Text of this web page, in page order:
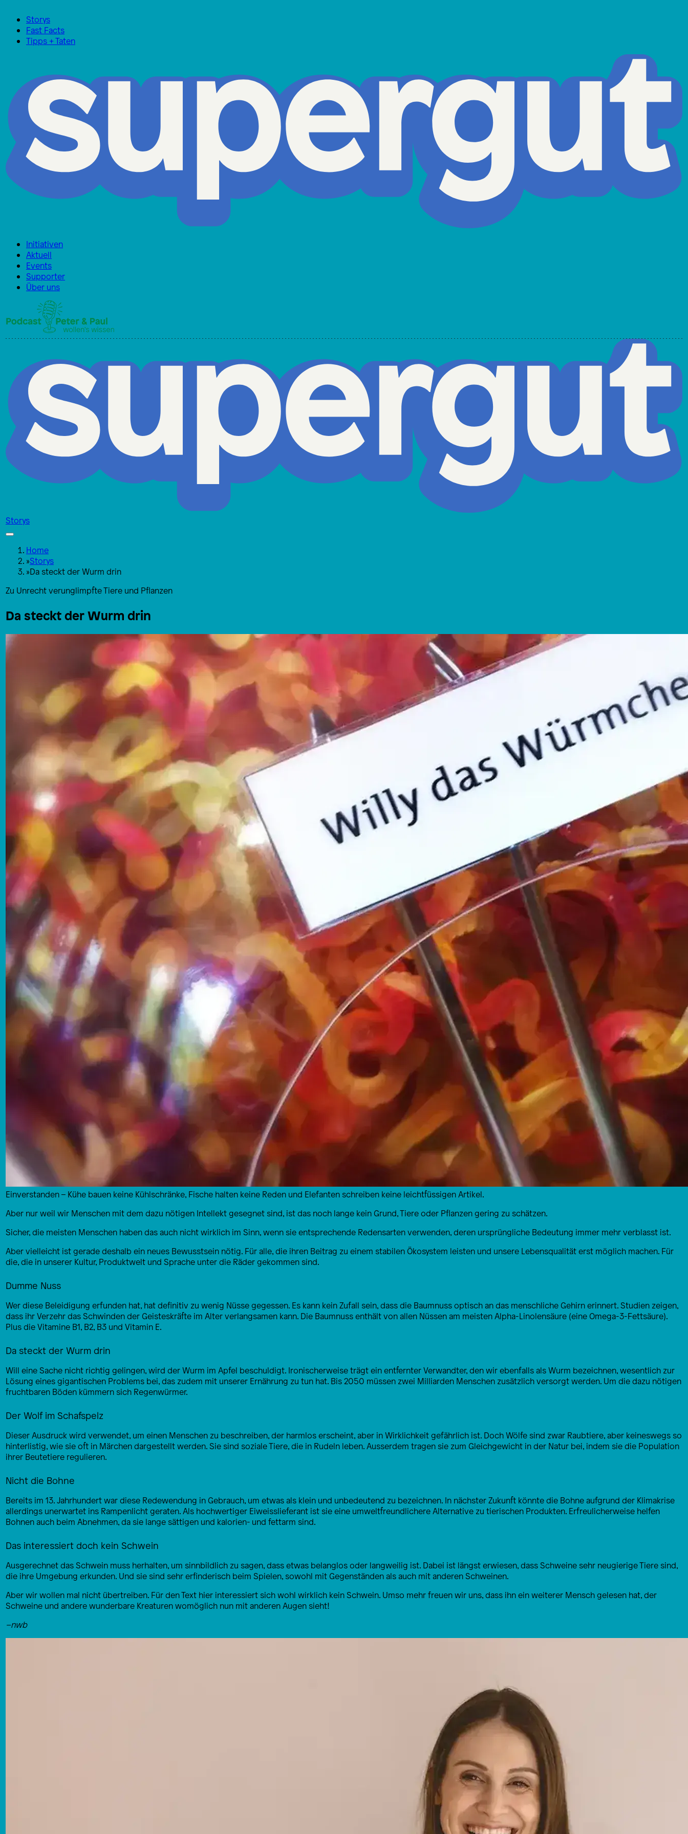
Storys
Fast Facts
Tipps + Taten
Initiativen
Aktuell
Events
Supporter
Über uns
Storys
Home
»Storys
»Da steckt der Wurm drin
Zu Unrecht verunglimpfte Tiere und Pflanzen
Da steckt der Wurm drin
Einverstanden – Kühe bauen keine Kühlschränke, Fische halten keine Reden und Elefanten schreiben keine leichtfüssigen Artikel.
Aber nur weil wir Menschen mit dem dazu nötigen Intellekt gesegnet sind, ist das noch lange kein Grund, Tiere oder Pflanzen gering zu schätzen.
Sicher, die meisten Menschen haben das auch nicht wirklich im Sinn, wenn sie entsprechende Redensarten verwenden, deren ursprüngliche Bedeutung immer mehr verblasst ist.
Aber vielleicht ist gerade deshalb ein neues Bewusstsein nötig. Für alle, die ihren Beitrag zu einem stabilen Ökosystem leisten und unsere Lebensqualität erst möglich machen. Für
die, die in unserer Kultur, Produktwelt und Sprache unter die Räder gekommen sind.
Dumme Nuss
Wer diese Beleidigung erfunden hat, hat definitiv zu wenig Nüsse gegessen. Es kann kein Zufall sein, dass die Baumnuss optisch an das menschliche Gehirn erinnert. Studien zeigen,
dass ihr Verzehr das Schwinden der Geisteskräfte im Alter verlangsamen kann. Die Baumnuss enthält von allen Nüssen am meisten Alpha-Linolensäure (eine Omega-3-Fettsäure).
Plus die Vitamine B1, B2, B3 und Vitamin E.
Da steckt der Wurm drin
Will eine Sache nicht richtig gelingen, wird der Wurm im Apfel beschuldigt. Ironischerweise trägt ein entfernter Verwandter, den wir ebenfalls als Wurm bezeichnen, wesentlich zur
Lösung eines gigantischen Problems bei, das zudem mit unserer Ernährung zu tun hat. Bis 2050 müssen zwei Milliarden Menschen zusätzlich versorgt werden. Um die dazu nötigen
fruchtbaren Böden kümmern sich Regenwürmer.
Der Wolf im Schafspelz
Dieser Ausdruck wird verwendet, um einen Menschen zu beschreiben, der harmlos erscheint, aber in Wirklichkeit gefährlich ist. Doch Wölfe sind zwar Raubtiere, aber keineswegs so
hinterlistig, wie sie oft in Märchen dargestellt werden. Sie sind soziale Tiere, die in Rudeln leben. Ausserdem tragen sie zum Gleichgewicht in der Natur bei, indem sie die Population
ihrer Beutetiere regulieren.
Nicht die Bohne
Bereits im 13. Jahrhundert war diese Redewendung in Gebrauch, um etwas als klein und unbedeutend zu bezeichnen. In nächster Zukunft könnte die Bohne aufgrund der Klimakrise
allerdings unerwartet ins Rampenlicht geraten. Als hochwertiger Eiweisslieferant ist sie eine umweltfreundlichere Alternative zu tierischen Produkten. Erfreulicherweise helfen
Bohnen auch beim Abnehmen, da sie lange sättigen und kalorien- und fettarm sind.
Das interessiert doch kein Schwein
Ausgerechnet das Schwein muss herhalten, um sinnbildlich zu sagen, dass etwas belanglos oder langweilig ist. Dabei ist längst erwiesen, dass Schweine sehr neugierige Tiere sind,
die ihre Umgebung erkunden. Und sie sind sehr erfinderisch beim Spielen, sowohl mit Gegenständen als auch mit anderen Schweinen.
Aber wir wollen mal nicht übertreiben. Für den Text hier interessiert sich wohl wirklich kein Schwein. Umso mehr freuen wir uns, dass ihn ein weiterer Mensch gelesen hat, der
Schweine und andere wunderbare Kreaturen womöglich nun mit anderen Augen sieht!
–nwb